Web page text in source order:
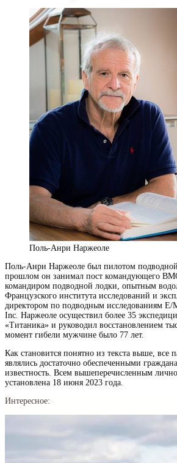
Поль-Анри Наржеоле
Поль-Анри Наржеоле был пилотом
прошлом он занимал пост командующего
командиром подводной лодки, опытным
Французского института исследований и
директором по подводным исследованиям
Inc. Наржеоле осуществил более 35
«Титаника» и руководил восстановлением
момент гибели мужчине было 77 лет.
Как становится понятно из текста выше, все
являлись достаточно обеспеченными
известность. Всем вышеперечисленным
установлена 18 июня 2023 года.
Интересное: